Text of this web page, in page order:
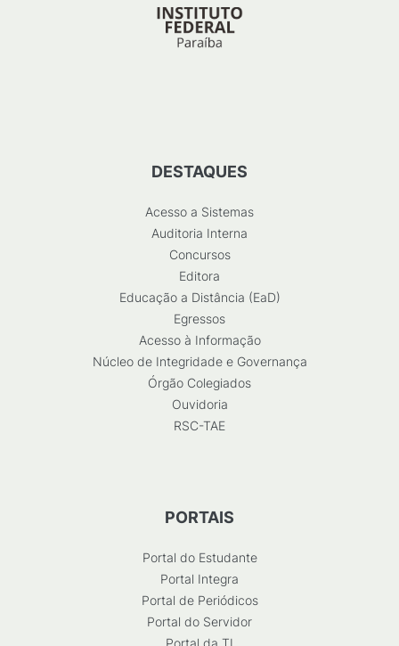
DESTAQUES
Acesso a Sistemas
Auditoria Interna
Concursos
Editora
Educação a Distância (EaD)
Egressos
Acesso à Informação
Núcleo de Integridade e Governança
Órgão Colegiados
Ouvidoria
RSC-TAE
PORTAIS
Portal do Estudante
Portal Integra
Portal de Periódicos
Portal do Servidor
Portal da TI